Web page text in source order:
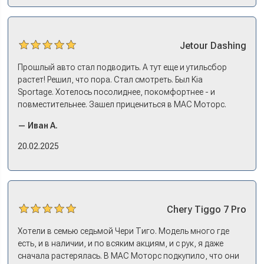
Jetour Dashing
Прошлый авто стал подводить. А тут еще и утильсбор
растет! Решил, что пора. Стал смотреть. Был Kia
Sportage. Хотелось посолиднее, покомфортнее - и
повместительнее. Зашел прицениться в МАС Моторс.
и прям мое! Даже не скажешь, что «китаец». Прям не
вылезая из него и порешали. Спортэйдж в трейд-ин
— Иван А.
20.02.2025
Chery Tiggo 7 Pro
Хотели в семью седьмой Чери Тиго. Модель много где
есть, и в наличии, и по всяким акциям, и с рук, я даже
сначала растерялась. В МАС Моторс подкупило, что они